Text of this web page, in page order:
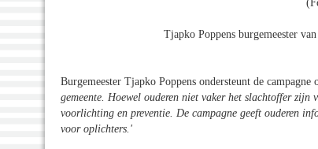
Tjapko Poppens burgemeester
Burgemeester Tjapko Poppens ondersteunt de campagne
gemeente. Hoewel ouderen niet vaker het slachtoffer
voorlichting en preventie. De campagne geeft ouderen
voor oplichters.'